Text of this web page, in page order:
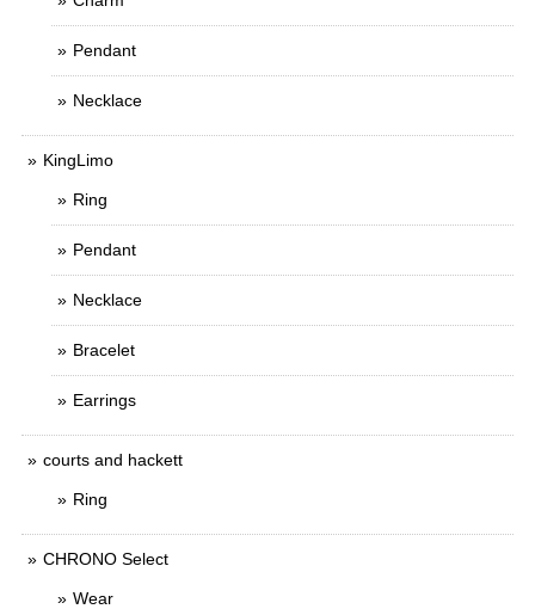
Pendant
Necklace
KingLimo
Ring
Pendant
Necklace
Bracelet
Earrings
courts and hackett
Ring
CHRONO Select
Wear